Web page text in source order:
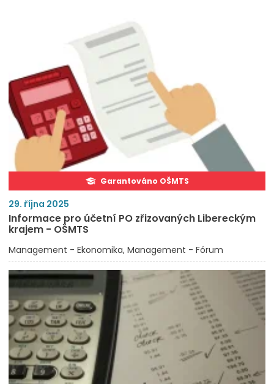
Garantováno OŠMTS
29. října 2025
Informace pro účetní PO zřizovaných Libereckým
krajem - OŠMTS
Management - Ekonomika Management - Fórum